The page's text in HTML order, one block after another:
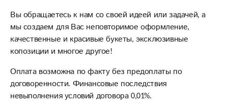
Вы обращаетесь к нам со своей идеей или задачей, а
мы создаем для Вас неповторимое оформление,
качественные и красивые букеты, эксклюзивные
копозиции и многое другое!
Оплата возможна по факту без предоплаты по
договоренности. Финансовые последствия
невыполнения условий договора 0,01%.